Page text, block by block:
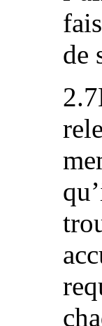
de